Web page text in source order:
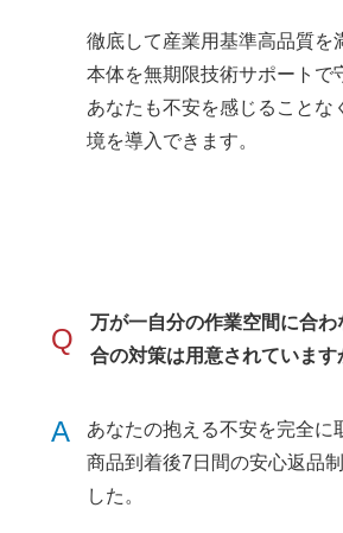
徹底して産業用基準高品質を
本体を無期限技術サポートで
あなたも不安を感じることな
境を導入できます。
Q
万が一自分の作業空間に合わ
合の対策は用意されています
A
あなたの抱える不安を完全に
商品到着後7日間の安心返品
した。